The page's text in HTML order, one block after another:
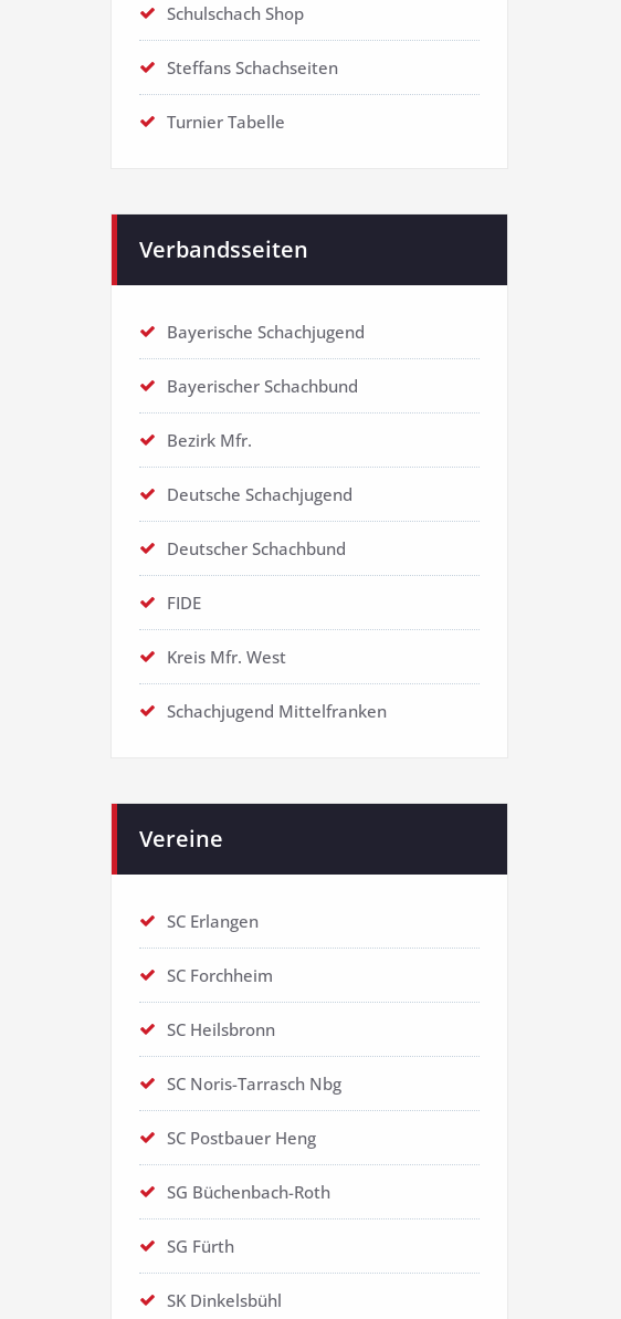
Schulschach Shop
Steffans Schachseiten
Turnier Tabelle
Verbandsseiten
Bayerische Schachjugend
Bayerischer Schachbund
Bezirk Mfr.
Deutsche Schachjugend
Deutscher Schachbund
FIDE
Kreis Mfr. West
Schachjugend Mittelfranken
Vereine
SC Erlangen
SC Forchheim
SC Heilsbronn
SC Noris-Tarrasch Nbg
SC Postbauer Heng
SG Büchenbach-Roth
SG Fürth
SK Dinkelsbühl